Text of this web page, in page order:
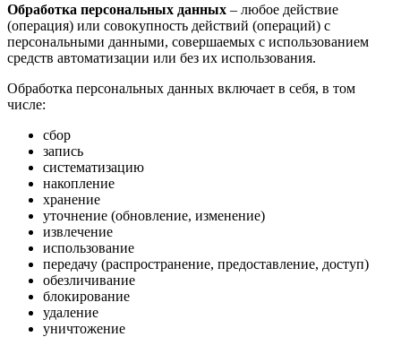
Обработка персональных данных – любое действие
(операция) или совокупность действий (операций) с
персональными данными, совершаемых с использованием
средств автоматизации или без их использования.
Обработка персональных данных включает в себя, в том
числе:
сбор
запись
систематизацию
накопление
хранение
уточнение (обновление, изменение)
извлечение
использование
передачу (распространение, предоставление, доступ)
обезличивание
блокирование
удаление
уничтожение